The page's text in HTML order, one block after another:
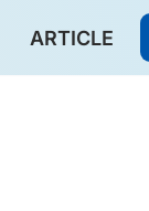
ARTICLE